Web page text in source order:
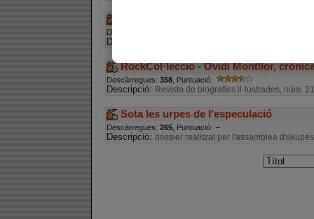
Descàrregues:
Descripció:
RockCol·lecció - Ovidi Montllor,
Descàrregues: 358, Puntuació:
Descripció: Revista de biografies il·lustrades, núm. 21
Sota les urpes de l'especulació
Descàrregues: 265, Puntuació:
Descripció: dossier realitzat per l'assamblea